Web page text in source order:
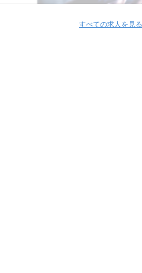
すべての求人を見る